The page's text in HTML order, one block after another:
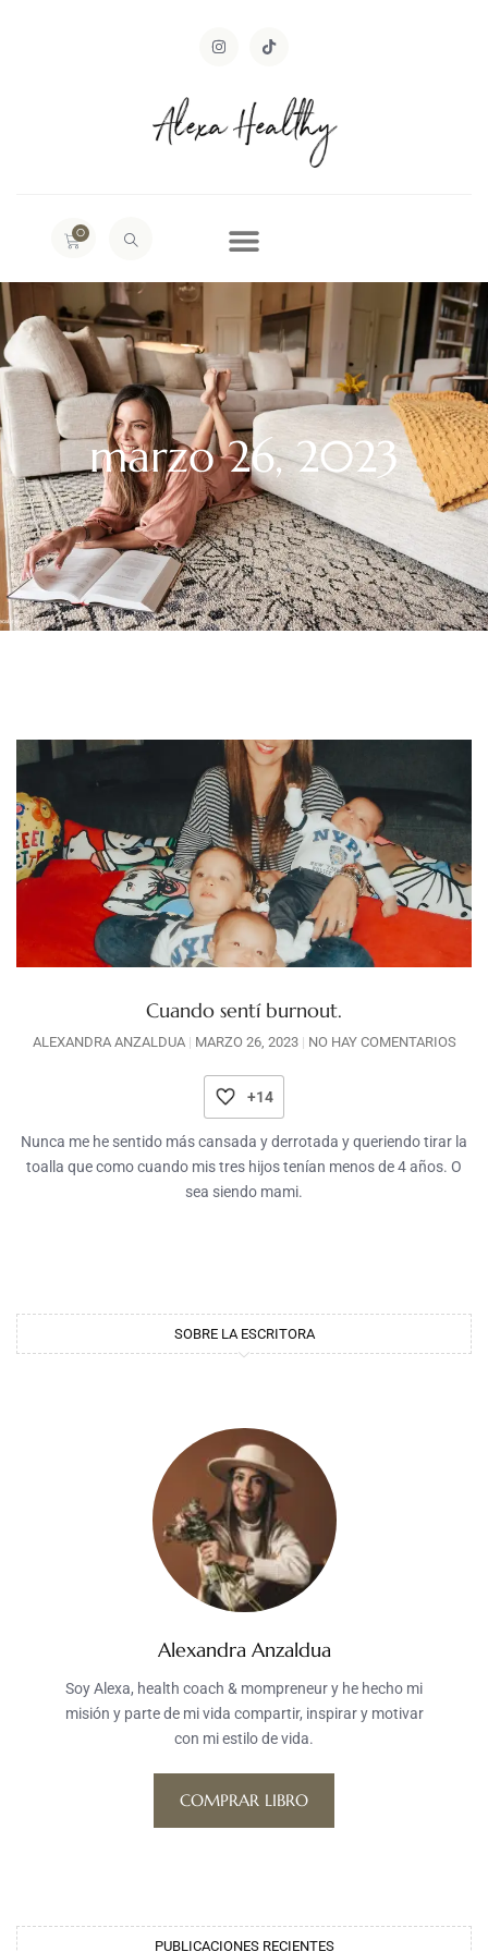
0
marzo 26, 2023
Cuando sentí burnout.
ALEXANDRA ANZALDUA MARZO 26, 2023 NO HAY COMENTARIOS
+14
Nunca me he sentido más cansada y derrotada y queriendo tirar la
toalla que como cuando mis tres hijos tenían menos de 4 años. O
sea siendo mami.
SOBRE LA ESCRITORA
Alexandra Anzaldua
Soy Alexa, health coach & mompreneur y he hecho mi
misión y parte de mi vida compartir, inspirar y motivar
con mi estilo de vida.
COMPRAR LIBRO
PUBLICACIONES RECIENTES